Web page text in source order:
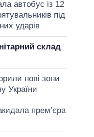
автобус із 12
під
ударів
склад
нові зони
України
прем’єра